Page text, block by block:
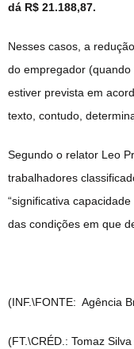
dá R$ 21.188,87.
Nesses casos, a
do empregador
estiver prevista em
texto, contudo,
Segundo o relator Leo
trabalhadores
“significativa
das condições em que
(INF.\FONTE: Agência
(FT.\CRÉD.: Tomaz Silva